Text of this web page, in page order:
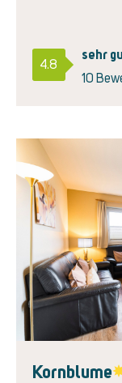
4.8
sehr
10
Kornblume